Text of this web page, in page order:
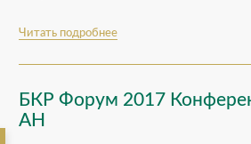
Читать подробнее
БКР Форум 2017
АН